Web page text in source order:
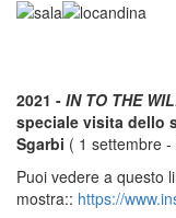
2021 - IN TO THE
speciale visita dello
Sgarbi ( 1 settembre
Puoi vedere a questo
mostra:: https://